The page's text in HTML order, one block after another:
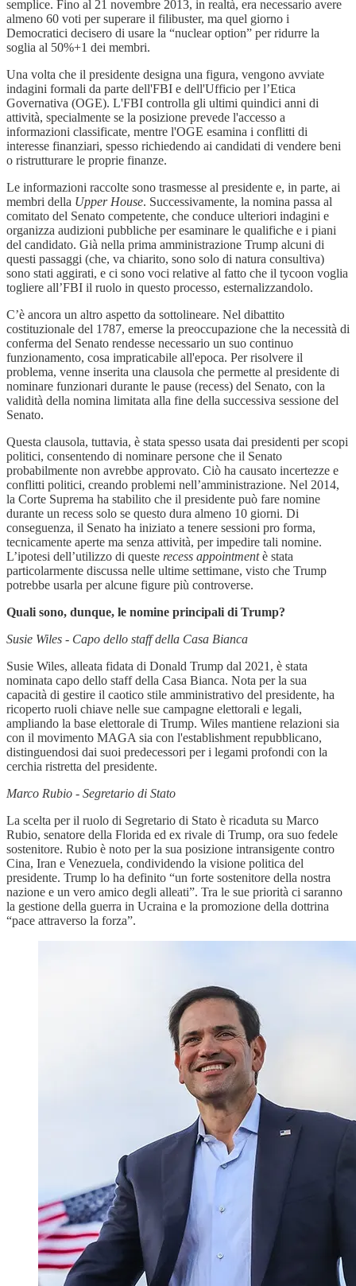
semplice. Fino al 21 novembre 2013, in realtà, era necessario avere
almeno 60 voti per superare il filibuster, ma quel giorno i
Democratici decisero di usare la “nuclear option” per ridurre la
soglia al 50%+1 dei membri.
Una volta che il presidente designa una figura, vengono avviate
indagini formali da parte dell'FBI e dell'Ufficio per l’Etica
Governativa (OGE). L'FBI controlla gli ultimi quindici anni di
attività, specialmente se la posizione prevede l'accesso a
informazioni classificate, mentre l'OGE esamina i conflitti di
interesse finanziari, spesso richiedendo ai candidati di vendere beni
o ristrutturare le proprie finanze.
Le informazioni raccolte sono trasmesse al presidente e, in parte, ai
membri della Upper House. Successivamente, la nomina passa al
comitato del Senato competente, che conduce ulteriori indagini e
organizza audizioni pubbliche per esaminare le qualifiche e i piani
del candidato. Già nella prima amministrazione Trump alcuni di
questi passaggi (che, va chiarito, sono solo di natura consultiva)
sono stati aggirati, e ci sono voci relative al fatto che il tycoon voglia
togliere all’FBI il ruolo in questo processo, esternalizzandolo.
C’è ancora un altro aspetto da sottolineare. Nel dibattito
costituzionale del 1787, emerse la preoccupazione che la necessità di
conferma del Senato rendesse necessario un suo continuo
funzionamento, cosa impraticabile all'epoca. Per risolvere il
problema, venne inserita una clausola che permette al presidente di
nominare funzionari durante le pause (recess) del Senato, con la
validità della nomina limitata alla fine della successiva sessione del
Senato.
Questa clausola, tuttavia, è stata spesso usata dai presidenti per scopi
politici, consentendo di nominare persone che il Senato
probabilmente non avrebbe approvato. Ciò ha causato incertezze e
conflitti politici, creando problemi nell’amministrazione. Nel 2014,
la Corte Suprema ha stabilito che il presidente può fare nomine
durante un recess solo se questo dura almeno 10 giorni. Di
conseguenza, il Senato ha iniziato a tenere sessioni pro forma,
tecnicamente aperte ma senza attività, per impedire tali nomine.
L’ipotesi dell’utilizzo di queste recess appointmentè stata
particolarmente discussa nelle ultime settimane, visto che Trump
potrebbe usarla per alcune figure più controverse.
Quali sono, dunque, le nomine principali di Trump?
Susie Wiles - Capo dello staff della Casa Bianca
Susie Wiles, alleata fidata di Donald Trump dal 2021, è stata
nominata capo dello staff della Casa Bianca. Nota per la sua
capacità di gestire il caotico stile amministrativo del presidente, ha
ricoperto ruoli chiave nelle sue campagne elettorali e legali,
ampliando la base elettorale di Trump. Wiles mantiene relazioni sia
con il movimento MAGA sia con l'establishment repubblicano,
distinguendosi dai suoi predecessori per i legami profondi con la
cerchia ristretta del presidente.
Marco Rubio - Segretario di Stato
La scelta per il ruolo di Segretario di Stato è ricaduta su Marco
Rubio, senatore della Florida ed ex rivale di Trump, ora suo fedele
sostenitore. Rubio è noto per la sua posizione intransigente contro
Cina, Iran e Venezuela, condividendo la visione politica del
presidente. Trump lo ha definito “un forte sostenitore della nostra
nazione e un vero amico degli alleati”. Tra le sue priorità ci saranno
la gestione della guerra in Ucraina e la promozione della dottrina
“pace attraverso la forza”.